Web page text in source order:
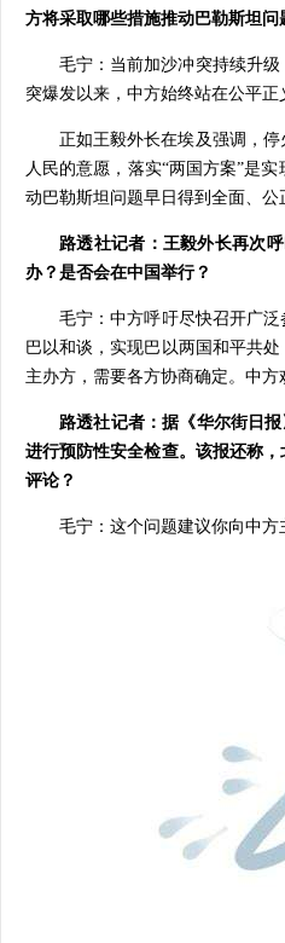
方将采取哪些措施推动巴勒斯坦
毛宁：当前加沙冲突持续升
突爆发以来，中方始终站在公平
正如王毅外长在埃及强调，
人民的意愿，落实“两国方案”是
动巴勒斯坦问题早日得到全面、公
路透社记者：王毅外长再次
办？是否会在中国举行？
毛宁：中方呼吁尽快召开广
巴以和谈，实现巴以两国和平共
主办方，需要各方协商确定。中方
路透社记者：据《华尔街日
进行预防性安全检查。该报还称
评论？
毛宁：这个问题建议你向中方